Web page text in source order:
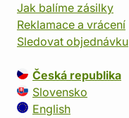
Jak balíme zásilky
Reklamace a vrácení
Sledovat objednávku
Česká republika
Slovensko
English